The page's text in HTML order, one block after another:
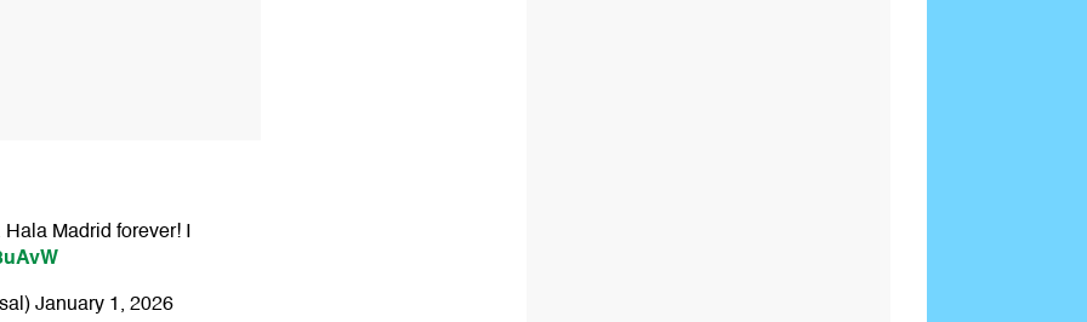
Madrid forever! I
January 1, 2026